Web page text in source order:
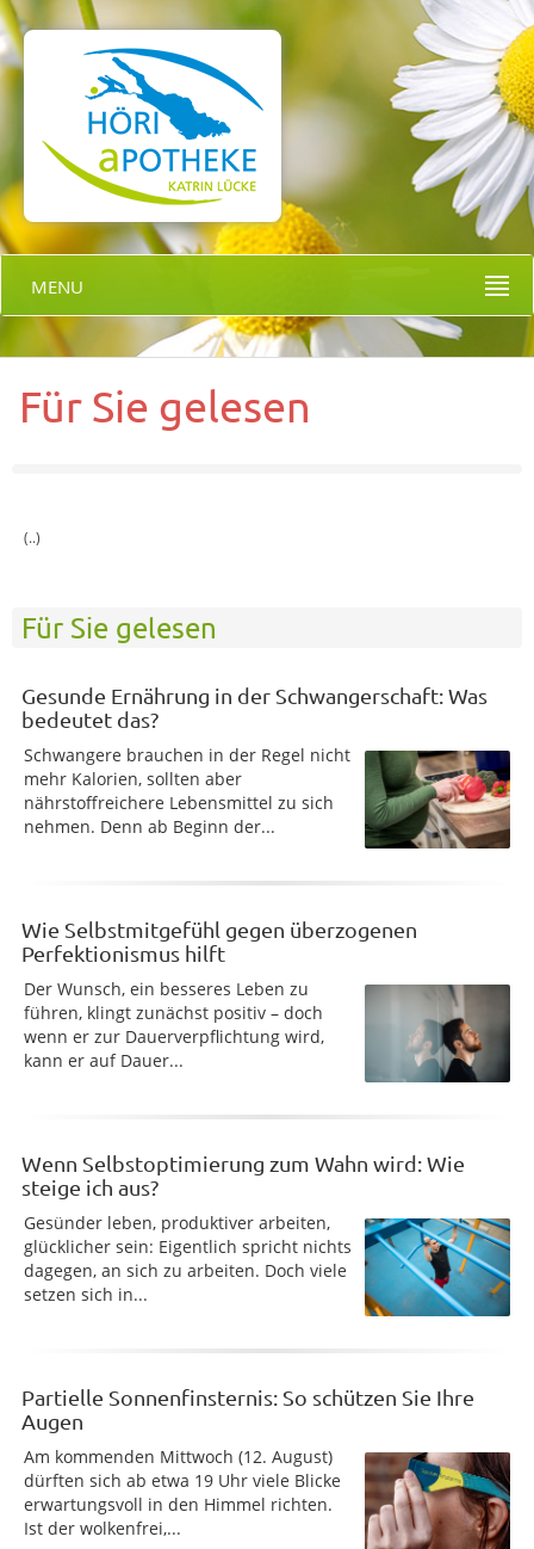
MENU
Für Sie gelesen
(..)
Für Sie gelesen
Gesunde Ernährung in der Schwangerschaft: Was
bedeutet das?
Schwangere brauchen in der Regel nicht
mehr Kalorien, sollten aber
nährstoffreichere Lebensmittel zu sich
nehmen. Denn ab Beginn der...
Wie Selbstmitgefühl gegen überzogenen
Perfektionismus hilft
Der Wunsch, ein besseres Leben zu
führen, klingt zunächst positiv – doch
wenn er zur Dauerverpflichtung wird,
kann er auf Dauer...
Wenn Selbstoptimierung zum Wahn wird: Wie
steige ich aus?
Gesünder leben, produktiver arbeiten,
glücklicher sein: Eigentlich spricht nichts
dagegen, an sich zu arbeiten. Doch viele
setzen sich in...
Partielle Sonnenfinsternis: So schützen Sie Ihre
Augen
Am kommenden Mittwoch (12. August)
dürften sich ab etwa 19 Uhr viele Blicke
erwartungsvoll in den Himmel richten.
Ist der wolkenfrei,...